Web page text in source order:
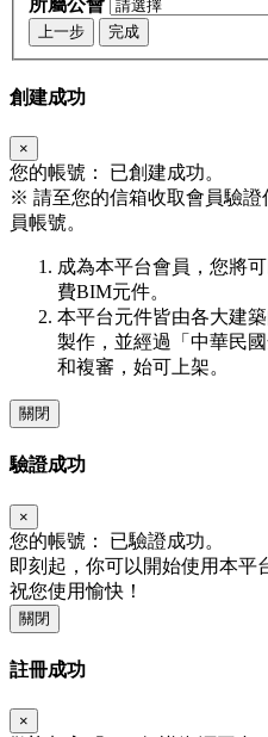
上一步 完成
創建成功
×
您的帳號：
已創建成功。
※ 請至您的信箱收取會員驗
員帳號。
成為本平台會員，您將
費BIM元件。
本平台元件皆由各大建
製作，並經過「中華民
和複審，始可上架。
關閉
驗證成功
×
您的帳號：
已驗證成功。
即刻起，你可以開始使用本平
祝您使用愉快！
關閉
註冊成功
×